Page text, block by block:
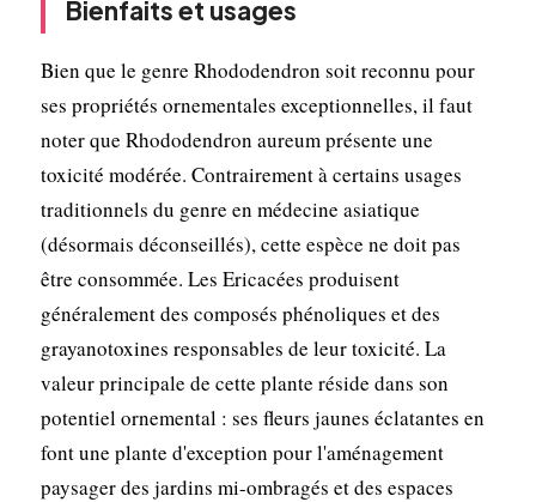
Bienfaits et usages
Bien que le genre Rhododendron soit reconnu pour
ses propriétés ornementales exceptionnelles, il faut
noter que Rhododendron aureum présente une
toxicité modérée. Contrairement à certains usages
traditionnels du genre en médecine asiatique
(désormais déconseillés), cette espèce ne doit pas
être consommée. Les Ericacées produisent
généralement des composés phénoliques et des
grayanotoxines responsables de leur toxicité. La
valeur principale de cette plante réside dans son
potentiel ornemental : ses fleurs jaunes éclatantes en
font une plante d'exception pour l'aménagement
paysager des jardins mi-ombragés et des espaces